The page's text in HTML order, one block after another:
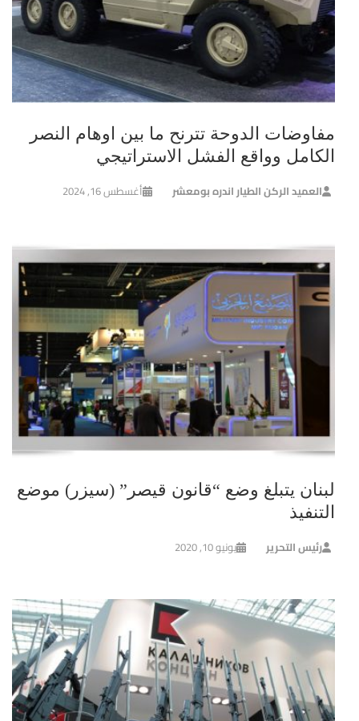
مفاوضات الدوحة تترنح ما بين اوهام النصر
الكامل وواقع الفشل الاستراتيجي
العميد الركن الطيار اندره بومعشر أغسطس 16, 2024
لبنان يتبلغ وضع “قانون قيصر” (سيزر) موضع
التنفيذ
رئيس التحرير يونيو 10, 2020